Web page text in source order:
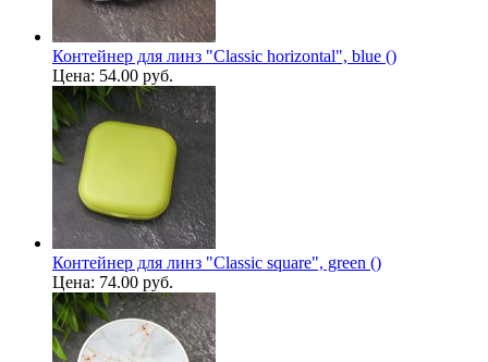
Контейнер для линз "Classic horizontal", blue ()
Цена: 54.00 руб.
Контейнер для линз "Classic square", green ()
Цена: 74.00 руб.